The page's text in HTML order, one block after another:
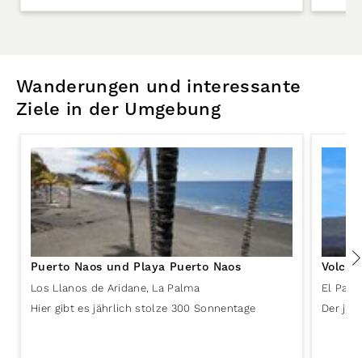
Wanderungen und interessante
Ziele in der Umgebung
Puerto Naos und Playa Puerto Naos
Los Llanos de Aridane, La Palma
Hier gibt es jährlich stolze 300 Sonnentage
El Paso
Der